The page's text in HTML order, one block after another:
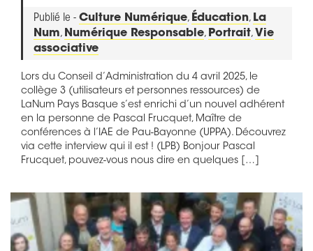
Publié le - Culture Numérique, Éducation, La
Num, Numérique Responsable, Portrait, Vie
associative
Lors du Conseil d’Administration du 4 avril 2025, le
collège 3 (utilisateurs et personnes ressources) de
LaNum Pays Basque s’est enrichi d’un nouvel adhérent
en la personne de Pascal Frucquet, Maître de
conférences à l’IAE de Pau-Bayonne (UPPA). Découvrez
via cette interview qui il est ! (LPB) Bonjour Pascal
Frucquet, pouvez-vous nous dire en quelques […]